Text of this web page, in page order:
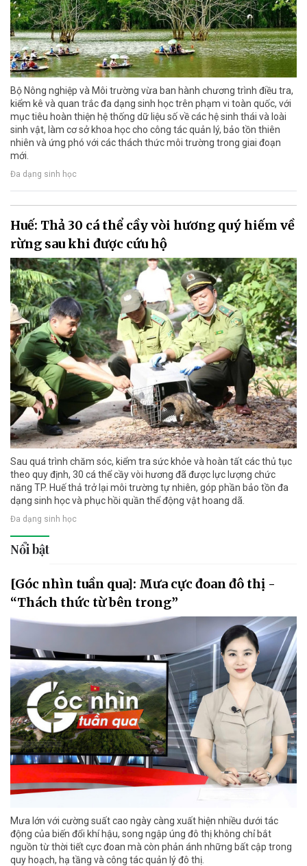
Bộ Nông nghiệp và Môi trường vừa ban hành chương trình điều tra,
kiểm kê và quan trắc đa dạng sinh học trên phạm vi toàn quốc, với
mục tiêu hoàn thiện hệ thống dữ liệu số về các hệ sinh thái và loài
sinh vật, làm cơ sở khoa học cho công tác quản lý, bảo tồn thiên
nhiên và ứng phó với các thách thức môi trường trong giai đoạn
mới.
Đa dạng sinh học
Huế: Thả 30 cá thể cầy vòi hương quý hiếm về
rừng sau khi được cứu hộ
Sau quá trình chăm sóc, kiểm tra sức khỏe và hoàn tất các thủ tục
theo quy định, 30 cá thể cầy vòi hương đã được lực lượng chức
năng TP. Huế thả trở lại môi trường tự nhiên, góp phần bảo tồn đa
dạng sinh học và phục hồi quần thể động vật hoang dã.
Đa dạng sinh học
Nổi bật
[Góc nhìn tuần qua]: Mưa cực đoan đô thị -
“Thách thức từ bên trong”
Mưa lớn với cường suất cao ngày càng xuất hiện nhiều dưới tác
động của biến đổi khí hậu, song ngập úng đô thị không chỉ bắt
nguồn từ thời tiết cực đoan mà còn phản ánh những bất cập trong
quy hoạch, hạ tầng và công tác quản lý đô thị.